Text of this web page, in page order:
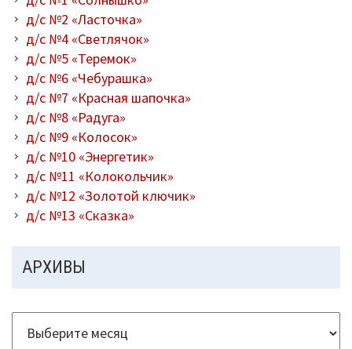
д/с №2 «Ласточка»
д/с №4 «Светлячок»
д/с №5 «Теремок»
д/с №6 «Чебурашка»
д/с №7 «Красная шапочка»
д/с №8 «Радуга»
д/с №9 «Колосок»
д/с №10 «Энергетик»
д/с №11 «Колокольчик»
д/с №12 «Золотой ключик»
д/с №13 «Сказка»
АРХИВЫ